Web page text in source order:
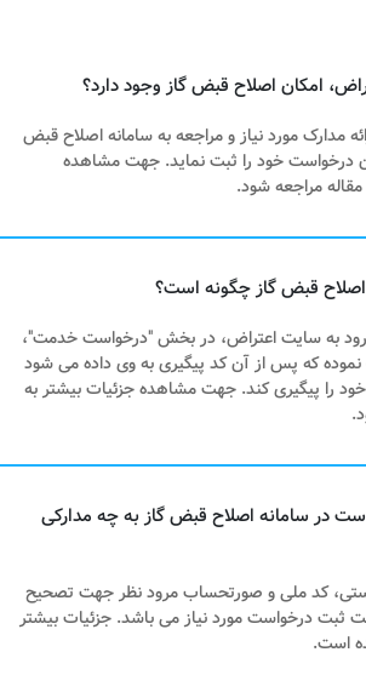
مدارک مورد نیاز و مراجعه به سامانه اصلاح قبض
درخواست خود را ثبت نماید. جهت مشاهده
مراجعه شود.
به سایت اعتراض، در بخش "درخواست خدمت"،
که پس از آن کد پیگیری به وی داده می شود
را پیگیری کند. جهت مشاهده جزئیات بیشتر به
در سامانه اصلاح قبض گاز به چه مدارکی
کد ملی و صورتحساب مرود نظر جهت تصحیح
ثبت درخواست مورد نیاز می باشد. جزئیات بیشتر
است.